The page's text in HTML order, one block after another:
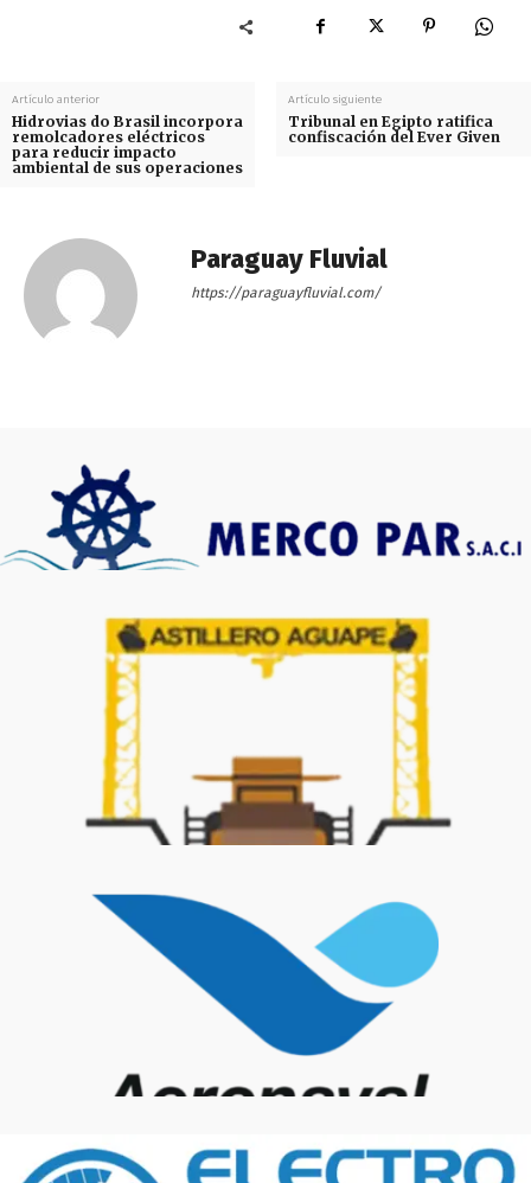
Artículo anterior
Hidrovias do Brasil incorpora
remolcadores eléctricos
para reducir impacto
ambiental de sus operaciones
Artículo siguiente
Tribunal en Egipto ratifica
confiscación del Ever Given
Paraguay Fluvial
https://paraguayfluvial.com/